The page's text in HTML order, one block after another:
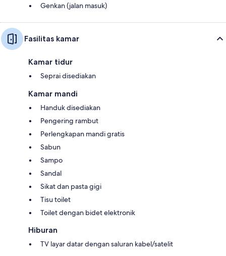
Genkan (jalan masuk)
Fasilitas kamar
Kamar tidur
Seprai disediakan
Kamar mandi
Handuk disediakan
Pengering rambut
Perlengkapan mandi gratis
Sabun
Sampo
Sandal
Sikat dan pasta gigi
Tisu toilet
Toilet dengan bidet elektronik
Hiburan
TV layar datar dengan saluran kabel/satelit